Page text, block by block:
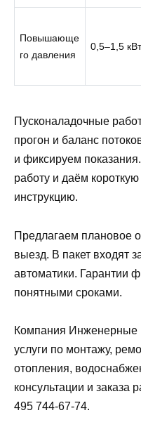
Повышающе
го давления
0,5–1,5
Пусконаладочные
прогон и баланс
и фиксируем
работу и даём
инструкцию.
Предлагаем плановое
выезд. В пакет входят
автоматики. Гарантии
понятными сроками.
Компания Инженерные
услуги по монтажу,
отопления,
консультации и заказа
495 744-67-74.